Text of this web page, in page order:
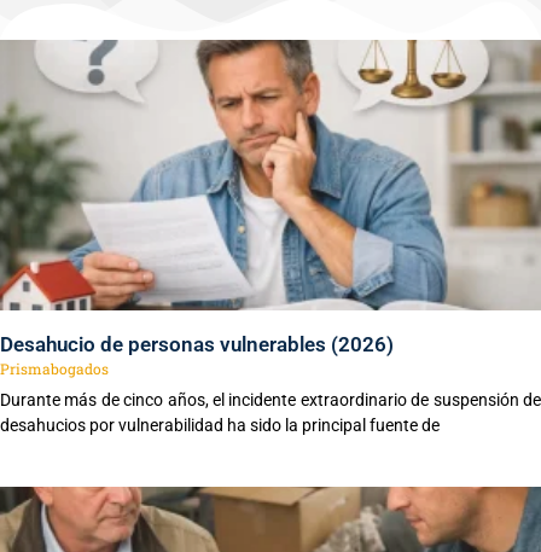
Desahucio de personas vulnerables (2026)
Prismabogados
Durante más de cinco años, el incidente extraordinario de suspensión de
desahucios por vulnerabilidad ha sido la principal fuente de